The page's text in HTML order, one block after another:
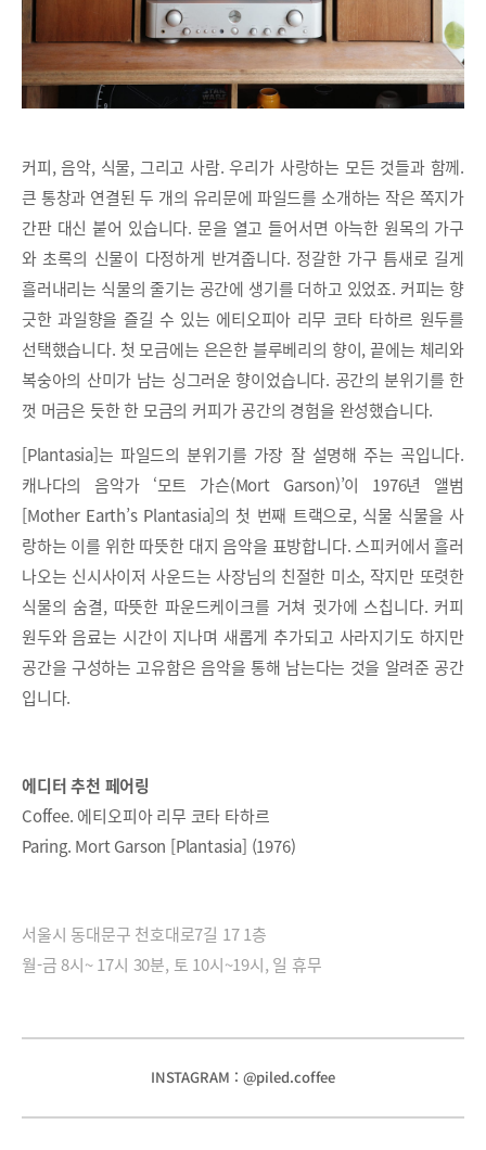
커피, 음악, 식물, 그리고 사람. 우리가 사랑하는 모든 것들과 함께.
큰 통창과 연결된 두 개의 유리문에 파일드를 소개하는 작은 쪽지가
간판 대신 붙어 있습니다. 문을 열고 들어서면 아늑한 원목의 가구
와 초록의 신물이 다정하게 반겨줍니다. 정갈한 가구 틈새로 길게
흘러내리는 식물의 줄기는 공간에 생기를 더하고 있었죠. 커피는 향
긋한 과일향을 즐길 수 있는 에티오피아 리무 코타 타하르 원두를
선택했습니다. 첫 모금에는 은은한 블루베리의 향이, 끝에는 체리와
복숭아의 산미가 남는 싱그러운 향이었습니다. 공간의 분위기를 한
껏 머금은 듯한 한 모금의 커피가 공간의 경험을 완성했습니다.
[Plantasia]는 파일드의 분위기를 가장 잘 설명해 주는 곡입니다.
캐나다의 음악가 ‘모트 가슨(Mort Garson)’이 1976년 앨범
[Mother Earth’s Plantasia]의 첫 번째 트랙으로, 식물 식물을 사
랑하는 이를 위한 따뜻한 대지 음악을 표방합니다. 스피커에서 흘러
나오는 신시사이저 사운드는 사장님의 친절한 미소, 작지만 또렷한
식물의 숨결, 따뜻한 파운드케이크를 거쳐 귓가에 스칩니다. 커피
원두와 음료는 시간이 지나며 새롭게 추가되고 사라지기도 하지만
공간을 구성하는 고유함은 음악을 통해 남는다는 것을 알려준 공간
입니다.
에디터 추천 페어링
Coffee. 에티오피아 리무 코타 타하르
Paring. Mort Garson [Plantasia] (1976)
서울시 동대문구 천호대로7길 17 1층
월-금 8시~ 17시 30분, 토 10시~19시, 일 휴무
INSTAGRAM : @piled.coffee